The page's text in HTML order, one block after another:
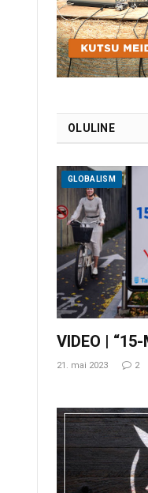
OLULINE
GLOBALISM
VIDEO |
21. mai 2023 2